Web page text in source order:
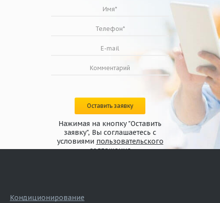
Оставить заявку
Нажимая на кнопку "Оставить
заявку", Вы соглашаетесь с
условиями пользовательского
соглашения
Кондиционирование